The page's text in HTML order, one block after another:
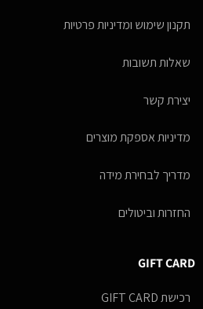
תקנון שימוש ומדיניות פרטיות
שאלות תשובות
יצירת קשר
מדיניות אספקת מוצרים
מדריך לבחירת מידה
החזרות וביטולים
GIFT CARD
רכישת GIFT CARD